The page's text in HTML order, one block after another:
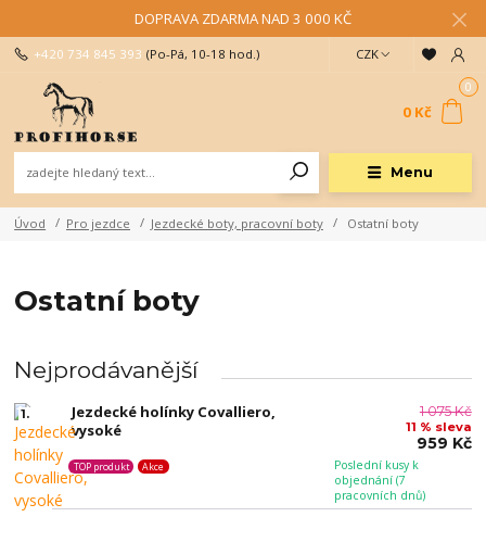
DOPRAVA ZDARMA NAD 3 000 KČ
Menu
CZK
+420 734 845 393 (Po-Pá, 10-18 hod.)
0
0 Kč
Úvod Pro jezdce Jezdecké boty, pracovní boty Ostatní boty
Ostatní boty
Nejprodávanější
1.
Jezdecké holínky Covalliero,
vysoké
Poslední kusy k
objednání (7
pracovních dnů)
TOP produkt Akce
1 075 Kč
11 % sleva
959 Kč